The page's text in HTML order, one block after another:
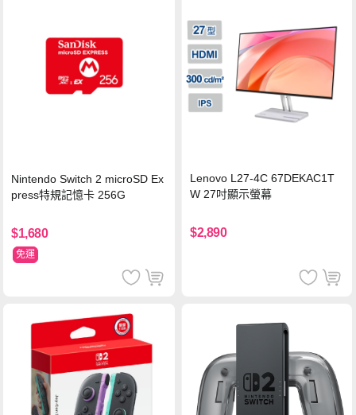
Nintendo Switch 2 microSD Ex
press特規記憶卡 256G
$1,680
免運
Lenovo L27-4C 67DEKAC1T
W 27吋顯示螢幕
$2,890